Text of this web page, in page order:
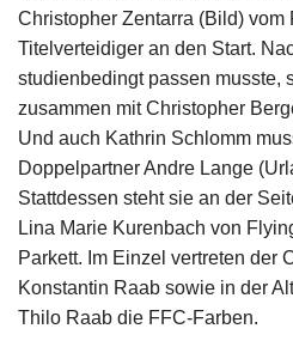
Christopher Zentarra (Bild) vom
Titelverteidiger an den Start.
studienbedingt passen musste,
zusammen mit Christopher
Und auch Kathrin Schlomm
Doppelpartner Andre Lange
Stattdessen steht sie an der
Lina Marie Kurenbach von
Parkett. Im Einzel vertreten der
Konstantin Raab sowie in der
Thilo Raab die FFC-Farben.